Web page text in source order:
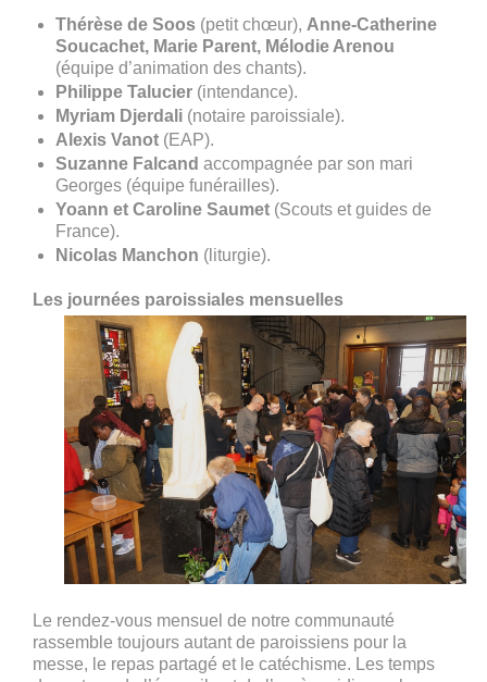
Thérèse de Soos(petit chœur), Anne-Catherine
Soucachet, Marie Parent, Mélodie Arenou
(équipe d’animation des chants).
Philippe Talucier(intendance).
Myriam Djerdali(notaire paroissiale).
Alexis Vanot(EAP).
Suzanne Falcand accompagnée par son mari
Georges (équipe funérailles).
Yoann et Caroline Saumet(Scouts et guides de
France).
Nicolas Manchon (liturgie).
Les journées paroissiales mensuelles
Le rendez-vous mensuel de notre communauté
rassemble toujours autant de paroissiens pour la
messe, le repas partagé et le catéchisme. Les temps